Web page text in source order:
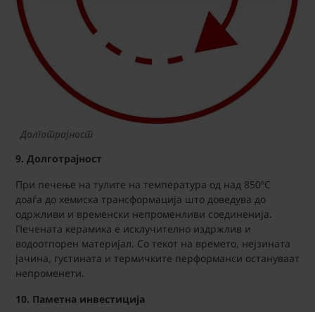
Долготрајност
9. Долготрајност
При печење на тулите на температура од над 850ºC
доаѓа до хемиска трансформација што доведува до
одржливи и временски непроменливи соединенија.
Печената керамика е исклучително издржлив и
водоотпорен материјал. Со текот на времето, нејзината
јачина, густината и термичките перформанси остануваат
непроменети.
10. Паметна инвестиција